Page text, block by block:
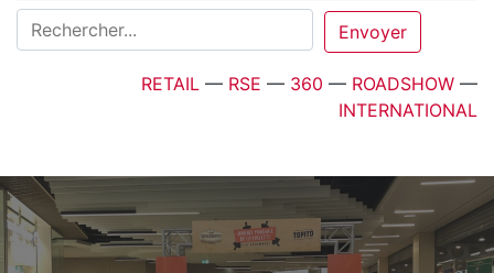
RETAIL — RSE — 360 — ROADSHOW —
INTERNATIONAL